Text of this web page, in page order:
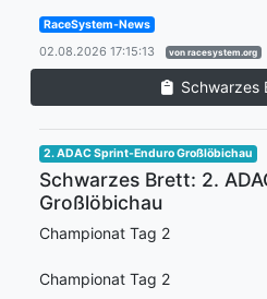
RaceSystem-News
02.08.2026 17:15:13 von racesystem.org
Schwarzes
2. ADAC Sprint-Enduro Großlöbichau
Schwarzes Brett: 2.
Großlöbichau
Championat Tag 2
Championat Tag 2